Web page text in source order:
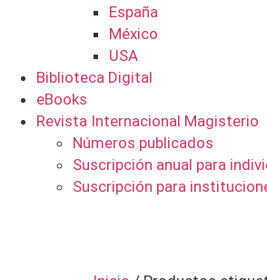
España
México
USA
Biblioteca Digital
eBooks
Revista Internacional Magisterio
Números publicados
Suscripción anual para
Suscripción para